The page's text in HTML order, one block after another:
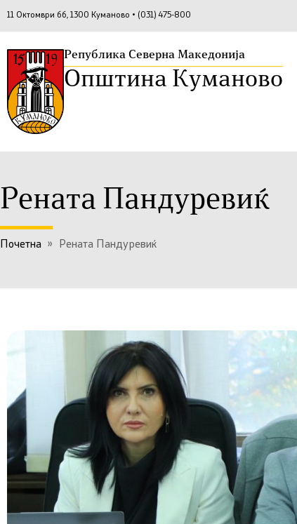
11 Октомври бб, 1300 Куманово • (031) 475-800
Република Северна Македонија
Општина Куманово
Рената Пандуревиќ
Почетна » Рената Пандуревиќ